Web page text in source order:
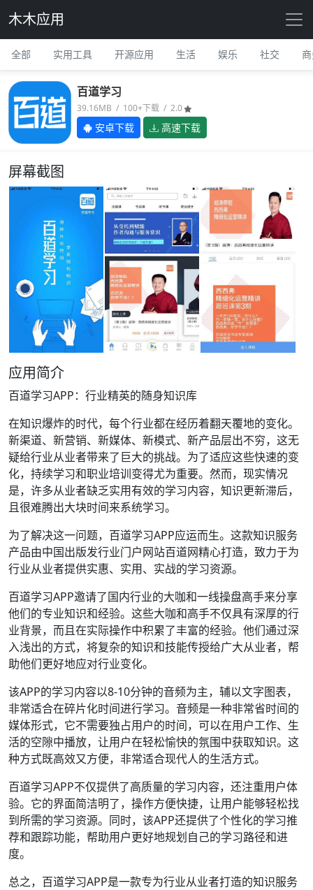
木木应用
全部 实用工具 开源应用 生活 娱乐 社交
百道学习
39.16MB / 100+下载 / 2.0
安卓下载 高速下载
屏幕截图
应用简介
百道学习APP：行业精英的随身知识库
在知识爆炸的时代，每个行业都在经历着翻天覆地的变化。
新渠道、新营销、新媒体、新模式、新产品层出不穷，这无
疑给行业从业者带来了巨大的挑战。为了适应这些快速的变
化，持续学习和职业培训变得尤为重要。然而，现实情况
是，许多从业者缺乏实用有效的学习内容，知识更新滞后，
且很难腾出大块时间来系统学习。
为了解决这一问题，百道学习APP应运而生。这款知识服务
产品由中国出版发行业门户网站百道网精心打造，致力于为
行业从业者提供实惠、实用、实战的学习资源。
百道学习APP邀请了国内行业的大咖和一线操盘高手来分享
他们的专业知识和经验。这些大咖和高手不仅具有深厚的行
业背景，而且在实际操作中积累了丰富的经验。他们通过深
入浅出的方式，将复杂的知识和技能传授给广大从业者，帮
助他们更好地应对行业变化。
该APP的学习内容以8-10分钟的音频为主，辅以文字图表，
非常适合在碎片化时间进行学习。音频是一种非常省时间的
媒体形式，它不需要独占用户的时间，可以在用户工作、生
活的空隙中播放，让用户在轻松愉快的氛围中获取知识。这
种方式既高效又方便，非常适合现代人的生活方式。
百道学习APP不仅提供了高质量的学习内容，还注重用户体
验。它的界面简洁明了，操作方便快捷，让用户能够轻松找
到所需的学习资源。同时，该APP还提供了个性化的学习推
荐和跟踪功能，帮助用户更好地规划自己的学习路径和进
度。
总之，百道学习APP是一款专为行业从业者打造的知识服务